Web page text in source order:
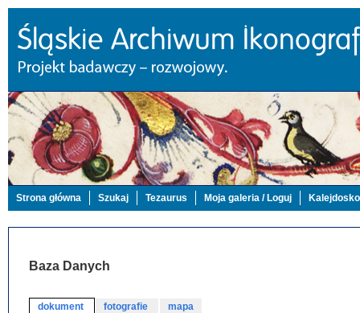
Strona główna Szukaj Tezaurus Moja galeria / Loguj
Baza Danych
dokument fotografie mapa